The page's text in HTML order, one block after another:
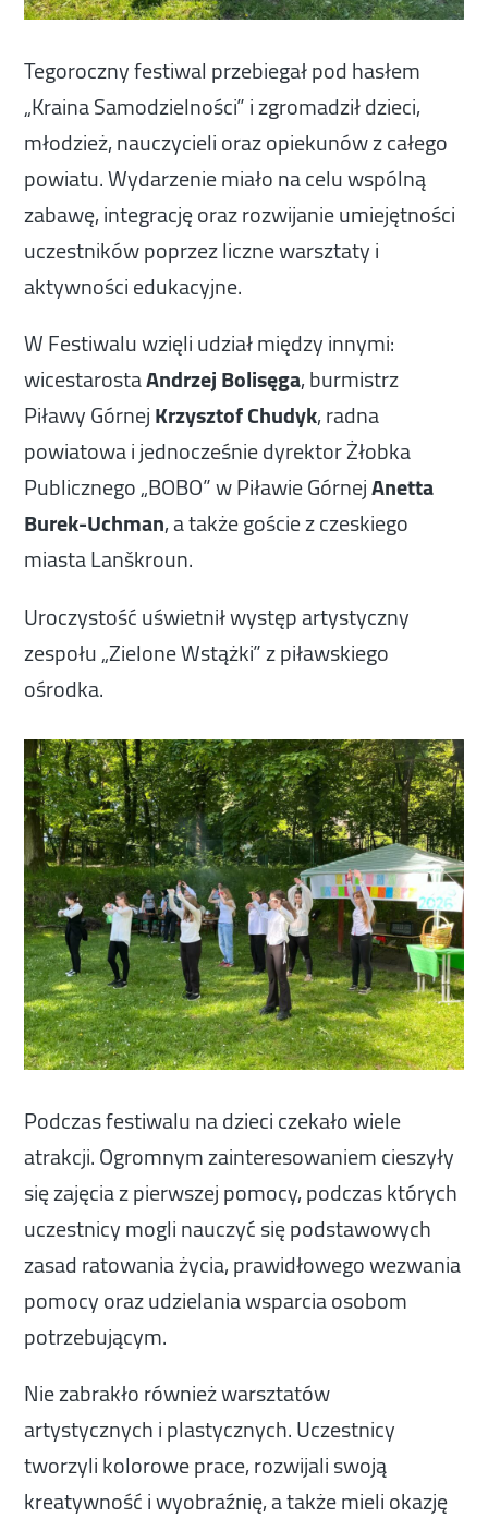
Tegoroczny festiwal przebiegał pod hasłem
„Kraina Samodzielności” i zgromadził dzieci,
młodzież, nauczycieli oraz opiekunów z całego
powiatu. Wydarzenie miało na celu wspólną
zabawę, integrację oraz rozwijanie umiejętności
uczestników poprzez liczne warsztaty i
aktywności edukacyjne.
W Festiwalu wzięli udział między innymi:
wicestarostaAndrzej Bolisęga, burmistrz
Piławy GórnejKrzysztof Chudyk, radna
powiatowa i jednocześnie dyrektor Żłobka
Publicznego „BOBO” w Piławie GórnejAnetta
Burek-Uchman, a także goście z czeskiego
miasta Lanškroun.
Uroczystość uświetnił występ artystyczny
zespołu „Zielone Wstążki” z piławskiego
ośrodka.
Podczas festiwalu na dzieci czekało wiele
atrakcji. Ogromnym zainteresowaniem cieszyły
się zajęcia z pierwszej pomocy, podczas których
uczestnicy mogli nauczyć się podstawowych
zasad ratowania życia, prawidłowego wezwania
pomocy oraz udzielania wsparcia osobom
potrzebującym.
Nie zabrakło również warsztatów
artystycznych i plastycznych. Uczestnicy
tworzyli kolorowe prace, rozwijali swoją
kreatywność i wyobraźnię, a także mieli okazję